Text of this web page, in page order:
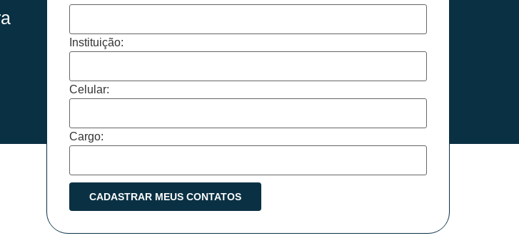
Instituição:
Celular:
Cargo: